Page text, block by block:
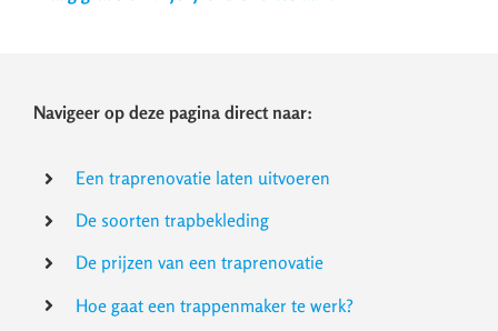
Navigeer op deze pagina direct naar:
Een traprenovatie laten uitvoeren
De soorten trapbekleding
De prijzen van een traprenovatie
Hoe gaat een trappenmaker te werk?